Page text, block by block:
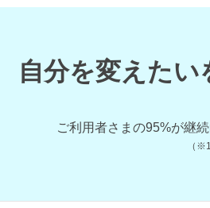
自分を変えた
ご利用者さまの95%が継
（※1